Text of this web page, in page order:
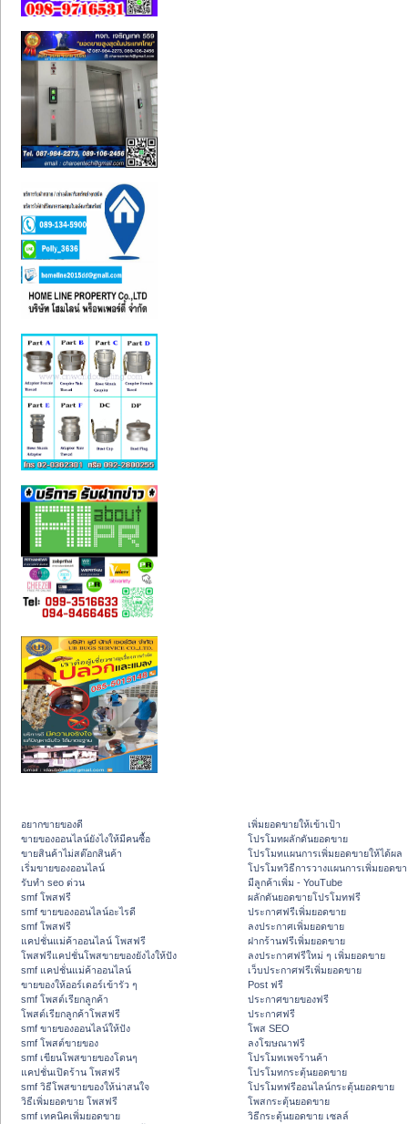
อยากขายของดี
ขายของออนไลน์ยังไงให้มีคนซื้อ
ขายสินค้าไม่สต๊อกสินค้า
เริ่มขายของออนไลน์
รับทำ seo ด่วน
smf โพสฟรี
smf ขายของออนไลน์อะไรดี
smf โพสฟรี
แคปชั่นแม่ค้าออนไลน์ โพสฟรี
โพสฟรีแคปชั่นโพสขายของยังไงให้ปัง
smf แคปชั่นแม่ค้าออนไลน์
ขายของให้ออร์เดอร์เข้ารัว ๆ
smf โพสต์เรียกลูกค้า
โพสต์เรียกลูกค้าโพสฟรี
smf ขายของออนไลน์ให้ปัง
smf โพสต์ขายของ
smf เขียนโพสขายของโดนๆ
แคปชั่นเปิดร้าน โพสฟรี
smf วิธีโพสขายของให้น่าสนใจ
วิธีเพิ่มยอดขาย โพสฟรี
smf เทคนิคเพิ่มยอดขาย
เพิ่มยอดขายให้เข้าเป้า
โปรโมทผลักดันยอดขาย
โปรโมทแผนการเพิ่มยอดขายให้ได้ผล
โปรโมทวิธีการวางแผนการเพิ่มยอดข
มีลูกค้าเพิ่ม - YouTube
ผลักดันยอดขายโปรโมทฟรี
ประกาศฟรีเพิ่มยอดขาย
ลงประกาศเพิ่มยอดขาย
ฝากร้านฟรีเพิ่มยอดขาย
ลงประกาศฟรีใหม่ ๆ เพิ่มยอดขาย
เว็บประกาศฟรีเพิ่มยอดขาย
Post ฟรี
ประกาศขายของฟรี
ประกาศฟรี
โพส SEO
ลงโฆษณาฟรี
โปรโมทเพจร้านค้า
โปรโมทกระตุ้นยอดขาย
โปรโมทฟรีออนไลน์กระตุ้นยอดขาย
โพสกระตุ้นยอดขาย
วิธีกระตุ้นยอดขาย เซลล์